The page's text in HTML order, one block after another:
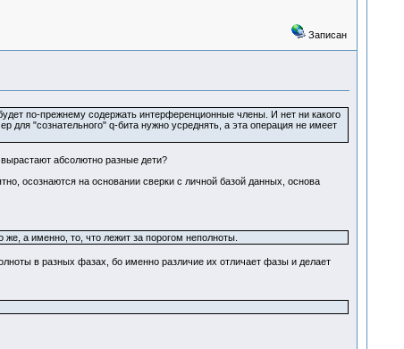
Записан
по-прежнему содержать интерференционные члены. И нет ни какого
"сознательного" q-бита нужно усреднять, а эта операция не имеет
абсолютно разные дети?
осознаются на основании сверки с личной базой данных, основа
а именно, то, что лежит за порогом неполноты.
в разных фазах, бо именно различие их отличает фазы и делает